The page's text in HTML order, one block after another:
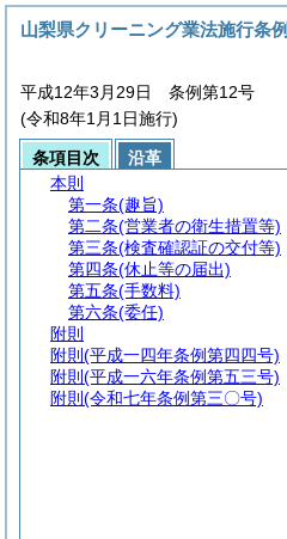
山梨県クリーニング業法施行条例
平成12年3月29日 条例第12号
(令和8年1月1日施行)
条項目次
沿革
本則
第一条(趣旨)
第二条(営業者の衛生措置等)
第三条(検査確認証の交付等)
第四条(休止等の届出)
第五条(手数料)
第六条(委任)
附則
附則 (平成一四年条例第四四号)
附則 (平成一六年条例第五三号)
附則 (令和七年条例第三〇号)